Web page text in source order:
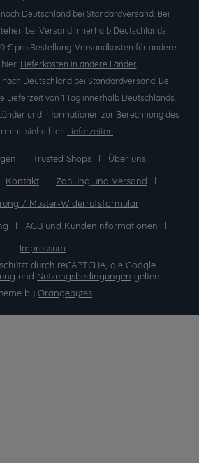
Deutschland bei Standardversand. Bei
bei Versand innerhalb Deutschlands
€ pro Bestellung. Versandkosten für andere
Lieferkosten in andere Länder
Deutschland bei Standardversand. Bei
Lieferzeit von 1 Tag innerhalb Deutschlands.
und Informationen zur Berechnung des
siehe hier: Lieferzeiten.
Trusted Shops
Über uns
Kontakt
Zahlung und Versand
/ Muster-Widerrufsformular
AGB und Kundeninformationen
Impressum
durch reCAPTCHA, die Google
und Nutzungsbedingungen gelten.
by Orangebytes